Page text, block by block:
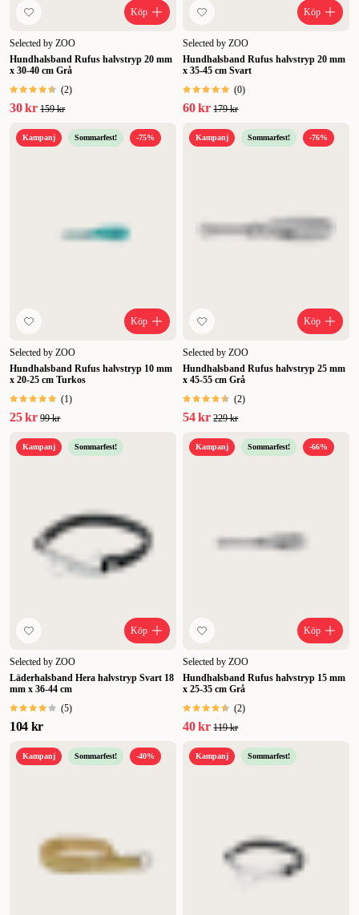
Köp
Selected by ZOO
Hundhalsband Rufus halvstryp 20 mm
x 30-40 cm Grå
(2)
30 kr 159 kr
Köp
Selected by ZOO
Hundhalsband Rufus halvstryp 20 mm
x 35-45 cm Svart
(0)
60 kr 179 kr
Kampanj Sommarfest! -75%
Köp
Selected by ZOO
Hundhalsband Rufus halvstryp 10 mm
x 20-25 cm Turkos
(1)
25 kr 99 kr
Kampanj Sommarfest! -76%
Köp
Selected by ZOO
Hundhalsband Rufus halvstryp 25 mm
x 45-55 cm Grå
(2)
54 kr 229 kr
Kampanj Sommarfest!
Köp
Selected by ZOO
Läderhalsband Hera halvstryp Svart 18
mm x 36-44 cm
(5)
104 kr
Kampanj Sommarfest! -66%
Köp
Selected by ZOO
Hundhalsband Rufus halvstryp 15 mm
x 25-35 cm Grå
(2)
40 kr 119 kr
Kampanj Sommarfest! -40% Kampanj Sommarfest!